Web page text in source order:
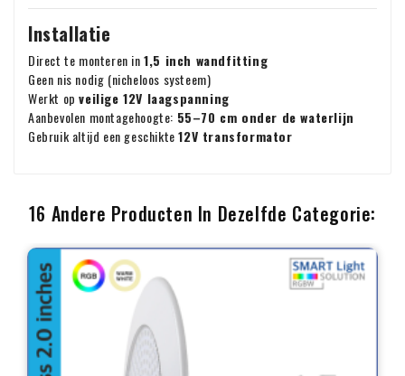
Installatie
Direct te monteren in1,5 inch wandfitting
Geen nis nodig (nicheloos systeem)
Werkt opveilige 12V laagspanning
Aanbevolen montagehoogte: 55–70 cm onder de waterlijn
Gebruik altijd een geschikte12V transformator
16 Andere Producten In Dezelfde Categorie: